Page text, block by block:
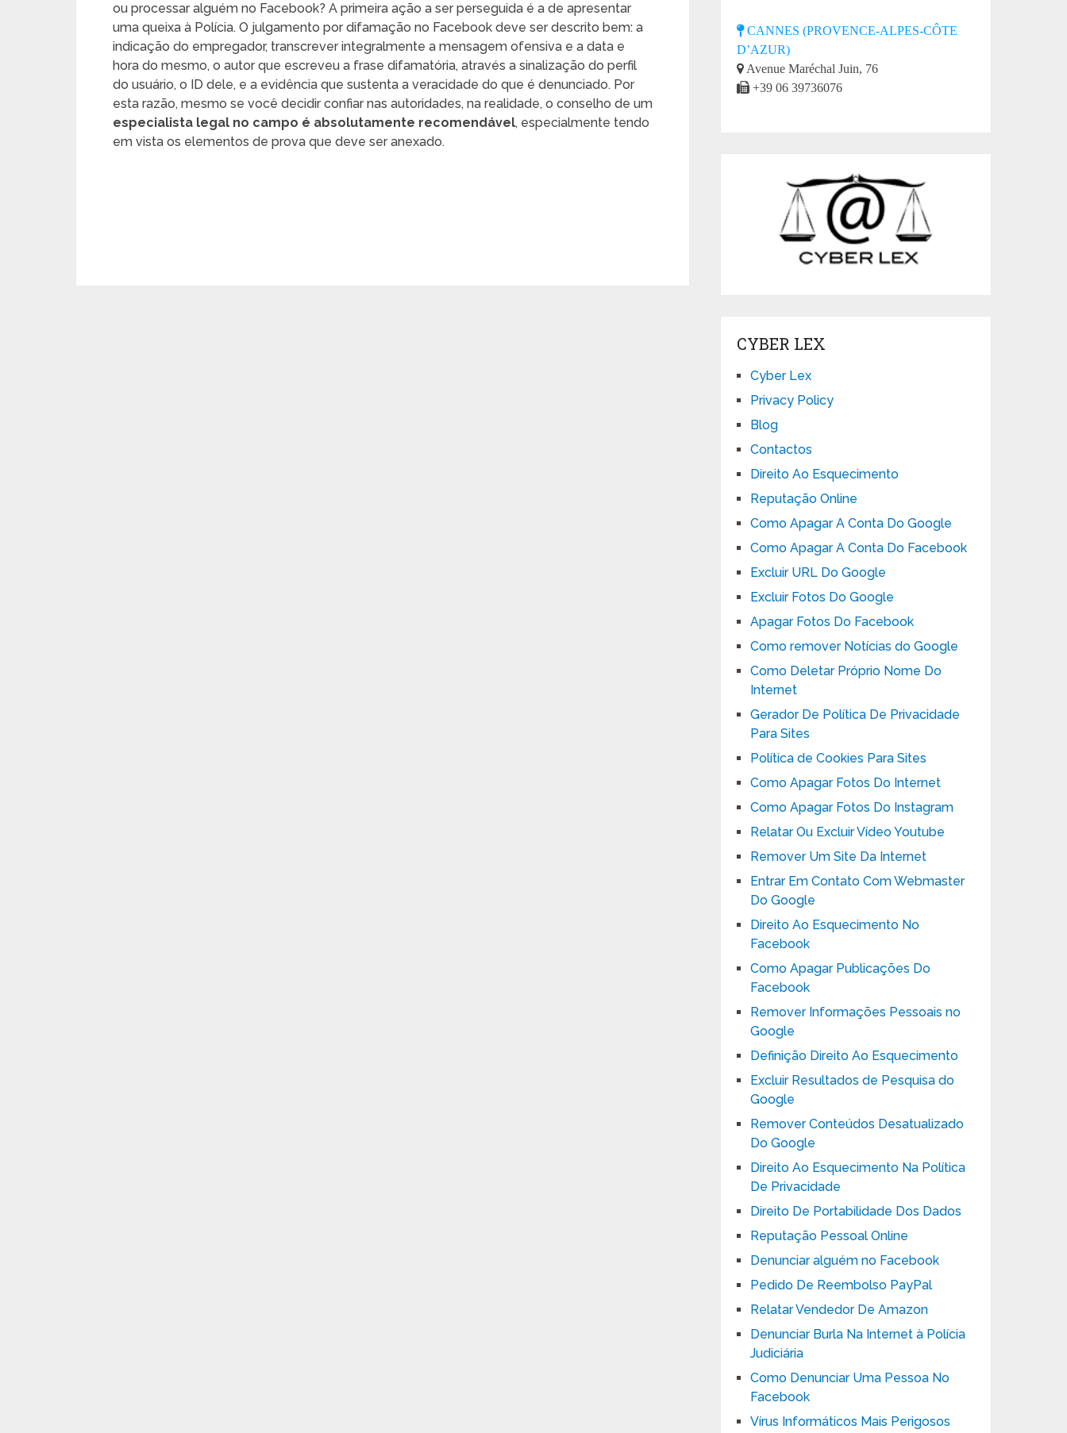
ou processar alguém no Facebook? A primeira ação a ser perseguida é a de apresentar
uma queixa à Polícia. O julgamento por difamação no Facebook deve ser descrito bem: a
indicação do empregador, transcrever integralmente a mensagem ofensiva e a data e
hora do mesmo, o autor que escreveu a frase difamatória, através a sinalização do perfil
do usuário, o ID dele, e a evidência que sustenta a veracidade do que é denunciado. Por
esta razão, mesmo se você decidir confiar nas autoridades, na realidade, o conselho de um
especialista legal no campo é absolutamente recomendável, especialmente tendo
em vista os elementos de prova que deve ser anexado.
CANNES (PROVENCE-ALPES-CÔTE
D’AZUR)
Avenue Maréchal Juin, 76
+39 06 39736076
CYBER LEX
Cyber Lex
Privacy Policy
Blog
Contactos
Direito Ao Esquecimento
Reputação Online
Como Apagar A Conta Do Google
Como Apagar A Conta Do Facebook
Excluir URL Do Google
Excluir Fotos Do Google
Apagar Fotos Do Facebook
Como remover Notícias do Google
Como Deletar Próprio Nome Do
Internet
Gerador De Política De Privacidade
Para Sites
Política de Cookies Para Sites
Como Apagar Fotos Do Internet
Como Apagar Fotos Do Instagram
Relatar Ou Excluir Vídeo Youtube
Remover Um Site Da Internet
Entrar Em Contato Com Webmaster
Do Google
Direito Ao Esquecimento No
Facebook
Como Apagar Publicações Do
Facebook
Remover Informações Pessoais no
Google
Definição Direito Ao Esquecimento
Excluir Resultados de Pesquisa do
Google
Remover Conteúdos Desatualizado
Do Google
Direito Ao Esquecimento Na Política
De Privacidade
Direito De Portabilidade Dos Dados
Reputação Pessoal Online
Denunciar alguém no Facebook
Pedido De Reembolso PayPal
Relatar Vendedor De Amazon
Denunciar Burla Na Internet à Polícia
Judiciária
Como Denunciar Uma Pessoa No
Facebook
Vírus Informáticos Mais Perigosos